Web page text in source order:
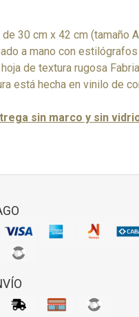
de 30 cm x 42 cm (tamaño
a mano con
de textura rugosa
está hecha en vinilo de
sin marco y sin